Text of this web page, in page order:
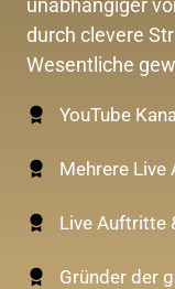
unabhängiger
durch clevere
Wesentliche
YouTube
Mehrere
Live Auftritte
Gründer der